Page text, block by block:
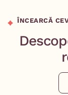
ÎNCEARCĂ